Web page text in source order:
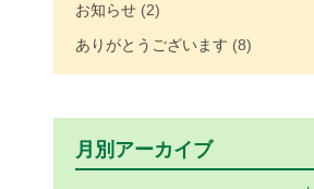
お知らせ (2)
ありがとうございます (8)
月別アーカイブ